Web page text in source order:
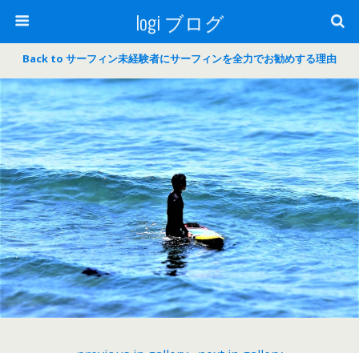
logi ブログ
Back to サーフィン未経験者にサーフィンを全力でお勧めする理由